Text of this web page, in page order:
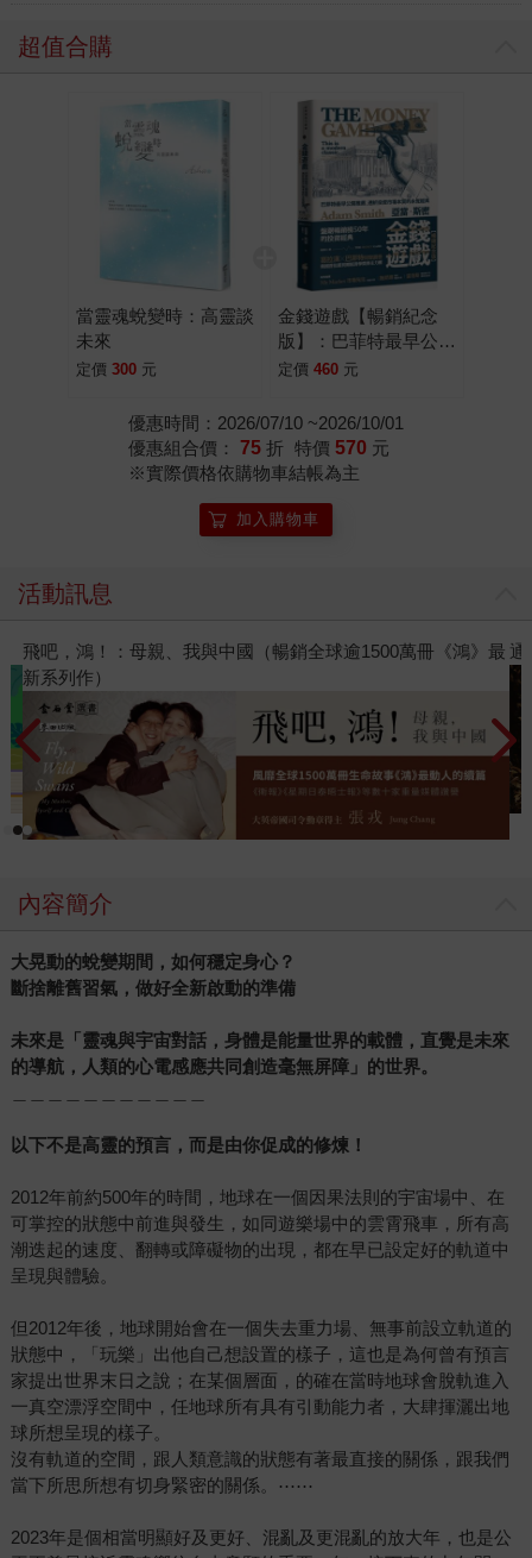
超值合購
當靈魂蛻變時：高靈談
未來
定價 300 元
金錢遊戲【暢銷紀念
版】：巴菲特最早公開
推薦，透析投資市場本
定價 460 元
優惠時間：2026/07/10 ~2026/10/01
優惠組合價： 75 折 特價 570 元
※實際價格依購物車結帳為主
加入購物車
活動訊息
飛吧，鴻！：母親、我與中國（暢銷全球逾1500萬冊《鴻》最
新系列作）
通
內容簡介
大晃動的蛻變期間，如何穩定身心？
斷捨離舊習氣，做好全新啟動的準備
未來是「靈魂與宇宙對話，身體是能量世界的載體，直覺是未來
的導航，人類的心電感應共同創造毫無屏障」的世界。
以下不是高靈的預言，而是由你促成的修煉！
2012年前約500年的時間，地球在一個因果法則的宇宙場中、在
可掌控的狀態中前進與發生，如同遊樂場中的雲霄飛車，所有高
潮迭起的速度、翻轉或障礙物的出現，都在早已設定好的軌道中
呈現與體驗。
但2012年後，地球開始會在一個失去重力場、無事前設立軌道的
狀態中，「玩樂」出他自己想設置的樣子，這也是為何曾有預言
家提出世界末日之說；在某個層面，的確在當時地球會脫軌進入
一真空漂浮空間中，任地球所有具有引動能力者，大肆揮灑出地
球所想呈現的樣子。
沒有軌道的空間，跟人類意識的狀態有著最直接的關係，跟我們
當下所思所想有切身緊密的關係。⋯⋯
2023年是個相當明顯好及更好、混亂及更混亂的放大年，也是公